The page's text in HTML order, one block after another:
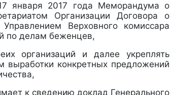
января 2017 года Меморандума о
Организации Договора о
Верховного комиссара
по делам беженцев,
организаций и далее укреплять
выработки конкретных предложений
к сведению доклад Генерального